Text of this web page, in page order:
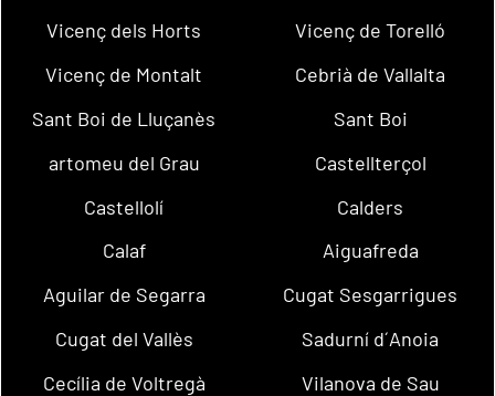
Vicenç dels Horts
Vicenç de Torelló
Vicenç de Montalt
Cebrià de Vallalta
Sant Boi de Lluçanès
Sant Boi
artomeu del Grau
Castellterçol
Castellolí
Calders
Calaf
Aiguafreda
Aguilar de Segarra
Cugat Sesgarrigues
Cugat del Vallès
Sadurní d´Anoia
Cecília de Voltregà
Vilanova de Sau